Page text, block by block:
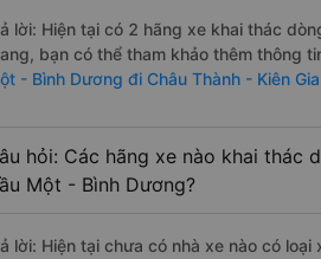
lời: Hiện tại có 2 hãng xe khai thác
bạn có thể tham khảo thêm thông
- Bình Dương đi Châu Thành - Kiên
hỏi: Các hãng xe nào khai thác
Một - Bình Dương?
lời: Hiện tại chưa có nhà xe nào có